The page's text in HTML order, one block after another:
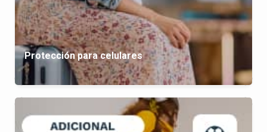
Protección para celulares